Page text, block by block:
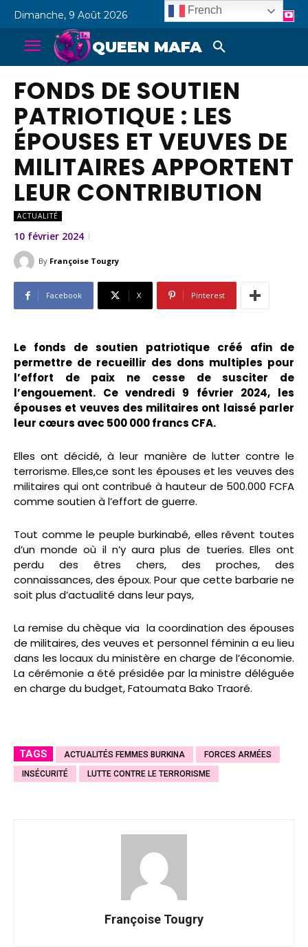
Dimanche, 9 Août 2026
QUEEN MAFA
FONDS DE SOUTIEN
PATRIOTIQUE : LES
ÉPOUSES ET VEUVES DE
MILITAIRES APPORTENT
LEUR CONTRIBUTION
ACTUALITÉ
10 février 2024
By Françoise Tougry
Facebook X Pinterest
Le fonds de soutien patriotique créé afin de
permettre de recueillir des dons multiples pour
l’effort de paix ne cesse de susciter de
l’engouement. Ce vendredi 9 février 2024, les
épouses et veuves des militaires ont laissé parler
leur cœurs avec 500 000 francs CFA.
Elles ont décidé, à leur manière de lutter contre le
terrorisme. Elles,ce sont les épouses et les veuves des
militaires qui ont contribué à hauteur de 500.000 FCFA
comme soutien à l’effort de guerre.
Tout comme le peuple burkinabé, elles rêvent toutes
d’un monde où il n’y aura plus de tueries. Elles ont
perdu des êtres chers, des proches, des
connaissances, des époux. Pour que cette barbarie ne
soit plus d’actualité dans leur pays,
La remise du chèque via la coordination des épouses
de militaires, des veuves et personnel féminin a eu lieu
dans les locaux du ministère en charge de l’économie.
La cérémonie a été présidée par la ministre déléguée
en charge du budget, Fatoumata Bako Traoré.
TAGS ACTUALITÉS FEMMES BURKINA
FORCES ARMÉES
INSÉCURITÉ
LUTTE CONTRE LE TERRORISME
Françoise Tougry
French